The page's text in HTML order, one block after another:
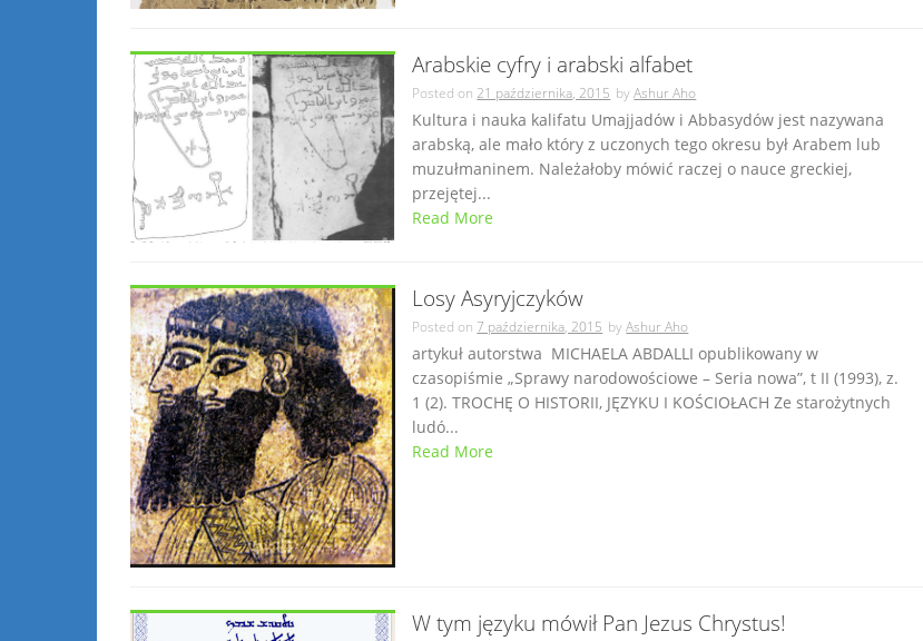
Arabskie cyfry i arabski alfabet
Posted on21 października, 2015 byAshur Aho
Kultura i nauka kalifatu Umajjadów i Abbasydów jest nazywana
arabską, ale mało który z uczonych tego okresu był Arabem lub
muzułmaninem. Należałoby mówić raczej o nauce greckiej,
przejętej...
Read More
Losy Asyryjczyków
Posted on 7 października, 2015 byAshur Aho
artykuł autorstwa MICHAELA ABDALLI opublikowany w
czasopiśmie „Sprawy narodowościowe – Seria nowa”, t II (1993), z.
1 (2). TROCHĘ O HISTORII, JĘZYKU I KOŚCIOŁACH Ze starożytnych
ludó...
Read More
W tym języku mówił Pan Jezus Chrystus!